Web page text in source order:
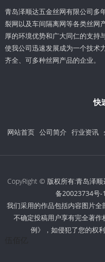
青岛泽顺达五金丝网有限公司多
裂网以及车间隔离网等各类丝网
厚的环境优势和广大同仁的支持
使我公司迅速发展成为一个技术
齐全、可多种丝网产品的企业。
快
网站首页 公司简介 行业资讯
CopyRight © 版权所有:青岛泽
备20023734号-1
我们采用的作品包括内容图片
不确定投稿用户享有完全著
例》，如侵犯了您的权